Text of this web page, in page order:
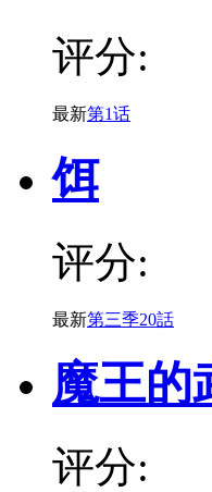
评分:
最新第1话
饵
评分:
最新第三季20話
魔王的
评分: